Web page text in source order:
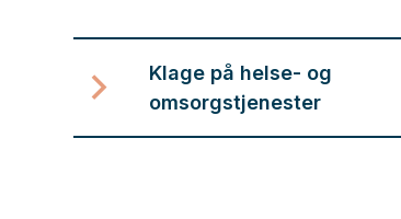
Klage på helse- og
omsorgstjenester